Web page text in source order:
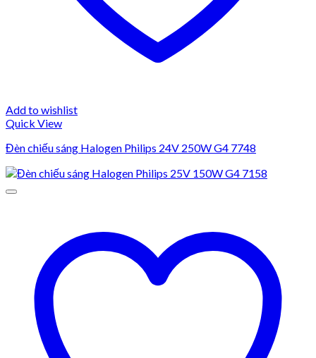
Add to wishlist
Quick View
Đèn chiếu sáng Halogen Philips 24V 250W G4 7748